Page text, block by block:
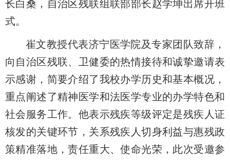
长白桑 ， 自治区残联组联部部长赵学坤出席开班
式。
崔文教授代表济宁医学院及专家团队致辞，
向自治区残联、卫健委的热情接待和诚挚邀请表
示感谢 ， 简要介绍了我校办学历史和基本概况，
重点阐述了精神医学和法医学专业的办学特色和
社会服务工作。他表示残疾等级评定是残疾人证
核发的关键环节，关系残疾人切身利益与惠残政
策精准落地，责任重大、使命光荣，此次受邀参